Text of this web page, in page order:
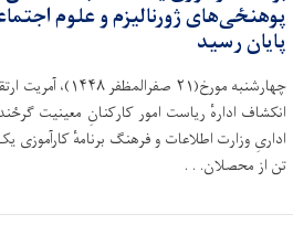
پوهنځی‌های ژورنالیزم و علوم
پایان رسید
چهارشنبه مورخ(۲۱
انکشاف ادارهٔ ریاست امور کارکنانِ معینیت
تن از محصلان. . .